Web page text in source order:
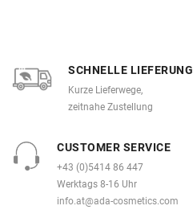
SCHNELLE LIEFERUNG
Kurze Lieferwege,
zeitnahe Zustellung
CUSTOMER SERVICE
+43 (0)5414 86 447
Werktags 8-16 Uhr
info.at@ada-cosmetics.com